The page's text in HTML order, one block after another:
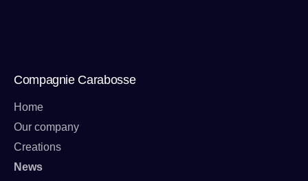
Compagnie Carabosse
Home
Our company
Creations
News